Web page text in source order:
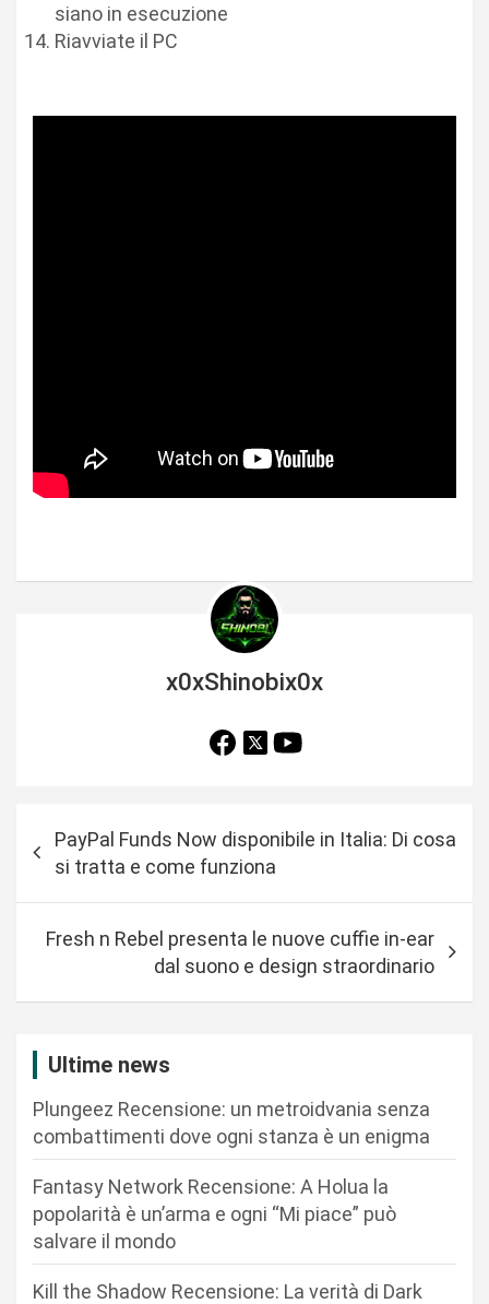
siano in esecuzione
Riavviate il PC
x0xShinobix0x
a
PayPal Funds Now disponibile in Italia: Di cosa
si tratta e come funziona
Fresh n Rebel presenta le nuove cuffie in-ear
dal suono e design straordinario
Ultime news
Plungeez Recensione: un metroidvania senza
combattimenti dove ogni stanza è un enigma
Fantasy Network Recensione: A Holua la
popolarità è un’arma e ogni “Mi piace” può
salvare il mondo
Kill the Shadow Recensione: La verità di Dark